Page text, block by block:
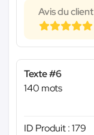
Avis du client
Texte #6
140 mots
ID Produit : 179